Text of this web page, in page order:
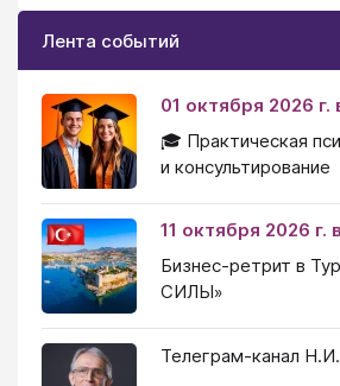
Лента событий
01 октября 2026 г.
🎓 Практическая
и консультирование
11 октября 2026 г.
Бизнес-ретрит в
СИЛЫ»
Телеграм-канал